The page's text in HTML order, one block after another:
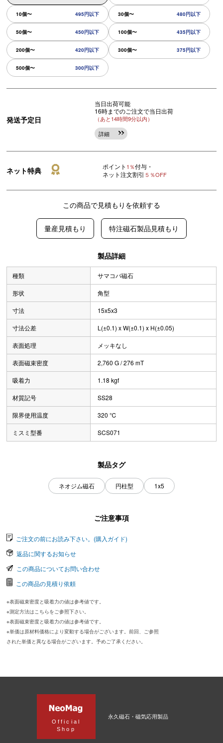
10個〜 495円以下 30個〜 480円以下
50個〜 450円以下 100個〜 435円以下
200個〜 420円以下 300個〜 375円以下
500個〜 300円以下
発送予定日
当日出荷可能
16時までのご注文で当日出荷
（あと14時間9分以内）
詳細
ネット特典 ポイント 1％付与・
ネット注文割引 ５％OFF
この商品で見積もりを依頼する
量産見積もり 特注磁石製品見積もり
製品詳細
種類 サマコバ磁石
形状 角型
寸法 15x5x3
寸法公差 L(±0.1) x W(±0.1) x H(±0.05)
表面処理 メッキなし
表面磁束密度 2,760 G / 276 mT
吸着力 1.18 kgf
材質記号 SS28
限界使用温度 320 ℃
ミスミ型番 SCS071
製品タグ
ネオジム磁石 円柱型 1x5
ご注意事項
ご注文の前にお読み下さい。(購入ガイド)
返品に関するお知らせ
この商品についてお問い合わせ
この商品の見積り依頼
※表面磁束密度と吸着力の値は参考値です。
※測定方法はこちらをご参照下さい。
※表面磁束密度と吸着力の値は参考値です。
※単価は原材料価格により変動する場合がございます。前回、ご参照
された単価と異なる場合がございます。予めご了承ください。
Official
Shop
永久磁石・磁気応用製品